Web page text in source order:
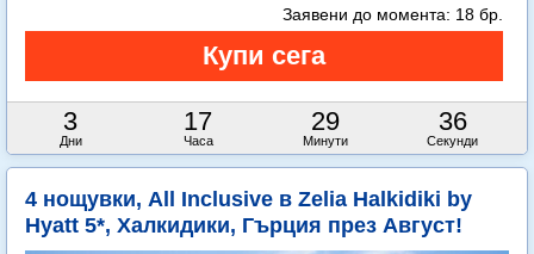
3
Дни
17
Часа
29
Минути
35
Секунди
Заявени до момента: 18 бр.
4 нощувки, All Inclusive в Zelia Halkidiki by
Hyatt 5*, Халкидики, Гърция през Август!